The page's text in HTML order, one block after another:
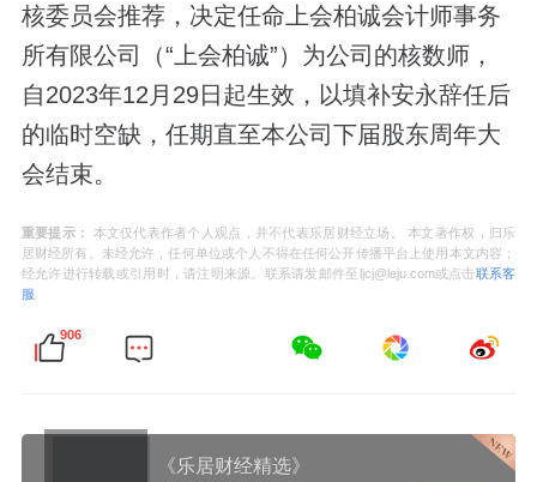
核委员会推荐，决定任命上会柏诚会计师事务
所有限公司（“上会柏诚”）为公司的核数师，
自2023年12月29日起生效，以填补安永辞任后
的临时空缺，任期直至本公司下届股东周年大
会结束。
重要提示：
本文仅代表作者个人观点，并不代表乐居财经立场。 本文著作权，归乐
居财经所有。未经允许，任何单位或个人不得在任何公开传播平台上使用本文内容；
经允许进行转载或引用时，请注明来源。联系请发邮件至ljcj@leju.com或点击联系客
服
906
《乐居财经精选》